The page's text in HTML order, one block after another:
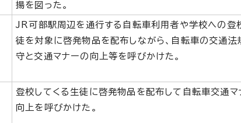
揚を図った。
JR可部駅周辺を通行する自転車利用者や学校への登
徒を対象に啓発物品を配布しながら、自転車の交通法
守と交通マナーの向上等を呼びかけた。
登校してくる生徒に啓発物品を配布して自転車交通マ
向上を呼びかけた。